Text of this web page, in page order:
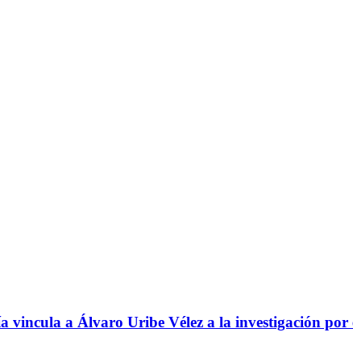
vincula a Álvaro Uribe Vélez a la investigación